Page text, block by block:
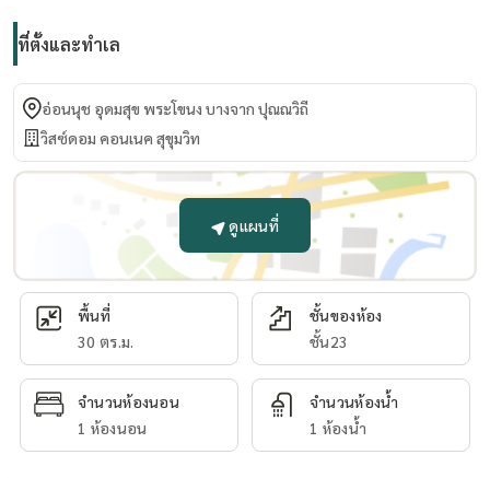
ที่ตั้งและทำเล
อ่อนนุช อุดมสุข พระโขนง บางจาก ปุณณวิถี
วิสซ์ดอม คอนเนค สุขุมวิท
ดูแผนที่
พื้นที่
30 ตร.ม.
ชั้นของห้อง
ชั้น23
จำนวนห้องนอน
1 ห้องนอน
จำนวนห้องน้ำ
1 ห้องน้ำ